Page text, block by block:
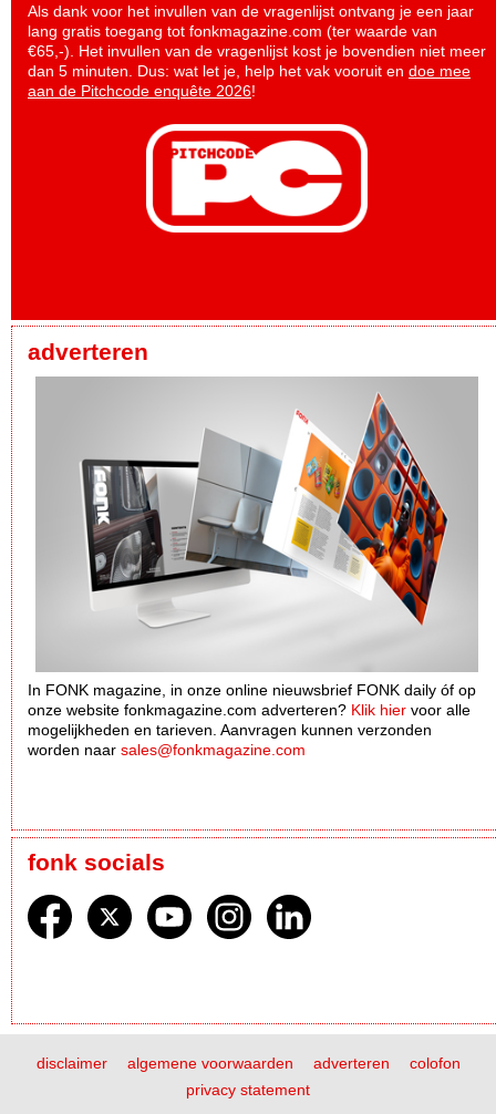
Als dank voor het invullen van de vragenlijst ontvang je een jaar
lang gratis toegang tot fonkmagazine.com (ter waarde van
€65,-). Het invullen van de vragenlijst kost je bovendien niet meer
dan 5 minuten. Dus: wat let je, help het vak vooruit en doe mee
aan de Pitchcode enquête 2026!
adverteren
In FONK magazine, in onze online nieuwsbrief FONK daily óf op
onze website fonkmagazine.com adverteren? Klik hier voor alle
mogelijkheden en tarieven. Aanvragen kunnen verzonden
worden naar sales@fonkmagazine.com
fonk socials
disclaimer algemene voorwaarden adverteren
colofon
privacy statement